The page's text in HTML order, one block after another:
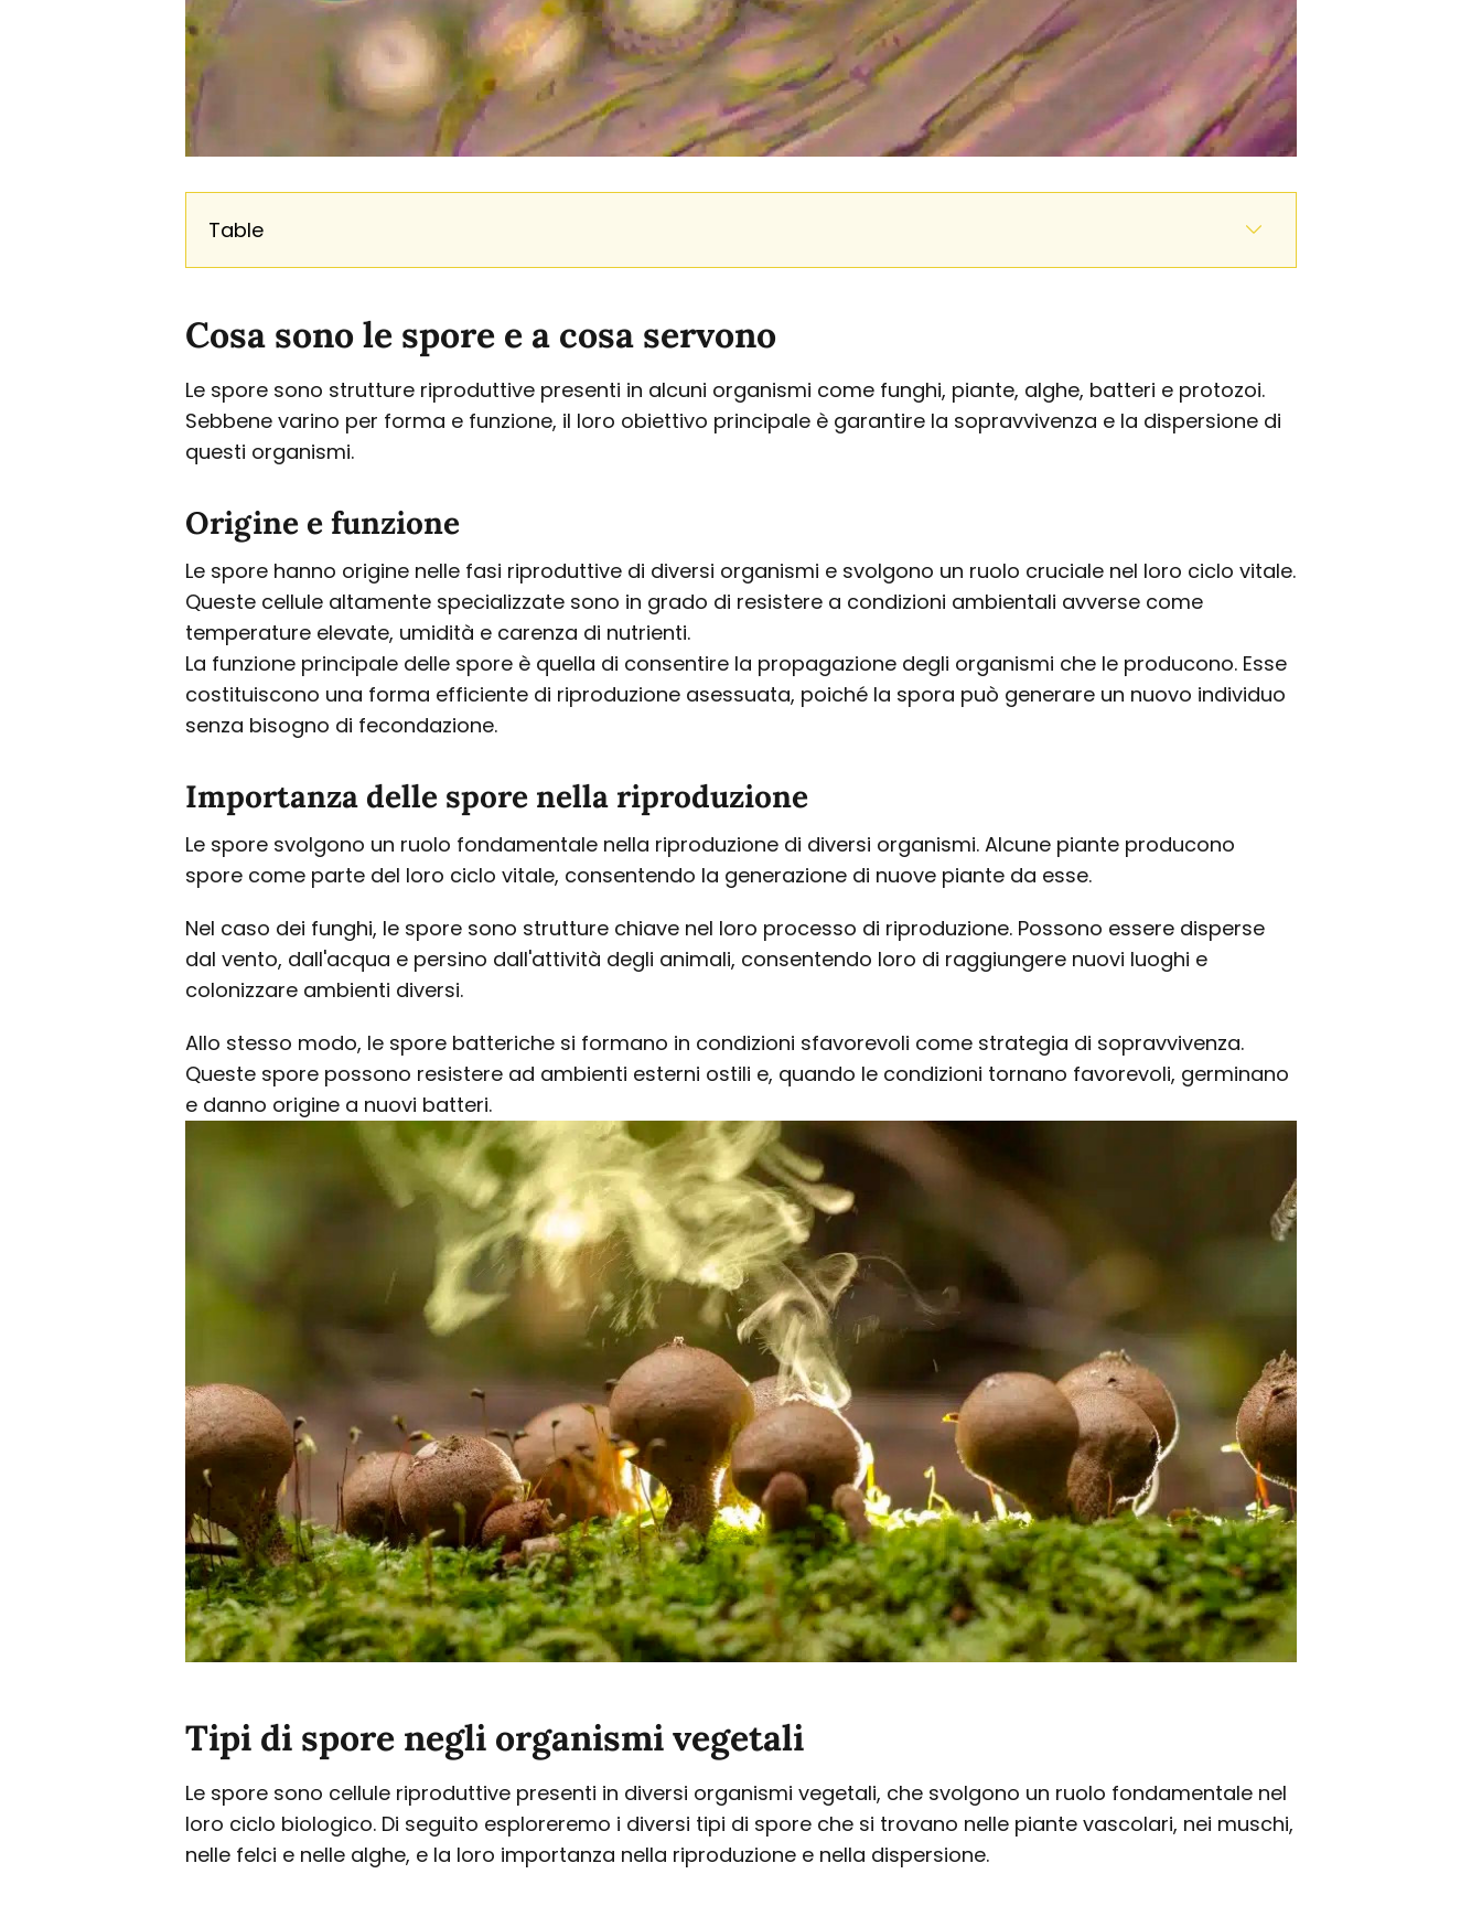
Table
Cosa sono le spore e a cosa servono
Le spore sono strutture riproduttive presenti in alcuni organismi come funghi, piante, alghe, batteri e protozoi.
Sebbene varino per forma e funzione, il loro obiettivo principale è garantire la sopravvivenza e la dispersione di
questi organismi.
Origine e funzione
Le spore hanno origine nelle fasi riproduttive di diversi organismi e svolgono un ruolo cruciale nel loro ciclo vitale.
Queste cellule altamente specializzate sono in grado di resistere a condizioni ambientali avverse come
temperature elevate, umidità e carenza di nutrienti.
La funzione principale delle spore è quella di consentire la propagazione degli organismi che le producono. Esse
costituiscono una forma efficiente di riproduzione asessuata, poiché la spora può generare un nuovo individuo
senza bisogno di fecondazione.
Importanza delle spore nella riproduzione
Le spore svolgono un ruolo fondamentale nella riproduzione di diversi organismi. Alcune piante producono
spore come parte del loro ciclo vitale, consentendo la generazione di nuove piante da esse.
Nel caso dei funghi, le spore sono strutture chiave nel loro processo di riproduzione. Possono essere disperse
dal vento, dall'acqua e persino dall'attività degli animali, consentendo loro di raggiungere nuovi luoghi e
colonizzare ambienti diversi.
Allo stesso modo, le spore batteriche si formano in condizioni sfavorevoli come strategia di sopravvivenza.
Queste spore possono resistere ad ambienti esterni ostili e, quando le condizioni tornano favorevoli, germinano
e danno origine a nuovi batteri.
Tipi di spore negli organismi vegetali
Le spore sono cellule riproduttive presenti in diversi organismi vegetali, che svolgono un ruolo fondamentale nel
loro ciclo biologico. Di seguito esploreremo i diversi tipi di spore che si trovano nelle piante vascolari, nei muschi,
nelle felci e nelle alghe, e la loro importanza nella riproduzione e nella dispersione.